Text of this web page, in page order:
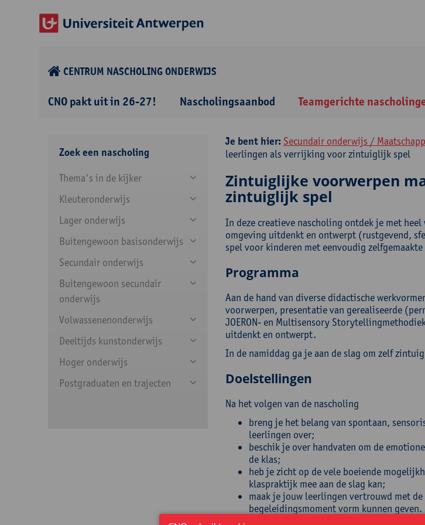
CENTRUM NASCHOLING ONDERWIJS
CNO pakt uit in 26-27! Nascholingsaanbod Teamgerichte
Zoek een nascholing
Thema's in de kijker
Kleuteronderwijs
Lager onderwijs
Buitengewoon basisonderwijs
Secundair onderwijs
Buitengewoon secundair
onderwijs
Volwassenenonderwijs
Deeltijds kunstonderwijs
Hoger onderwijs
Postgraduaten en trajecten
Je bent hier: Secundair onderwijs /
leerlingen als verrijking voor zintuiglijk spel
Zintuiglijke voorwerpen
zintuiglijk spel
In deze creatieve nascholing ontdek je met
omgeving uitdenkt en ontwerpt (rustgevend,
spel voor kinderen met eenvoudig
Programma
Aan de hand van diverse didactische
voorwerpen, presentatie van gerealiseerde
JOERON- en Multisensory
uitdenkt en ontwerpt.
In de namiddag ga je aan de slag om zelf
Doelstellingen
Na het volgen van de nascholing
breng je het belang van spontaan,
leerlingen over;
beschik je over handvaten om de
de klas;
heb je zicht op de vele boeiende
klaspraktijk mee aan de slag kan;
maak je jouw leerlingen vertrouwd met de
begeleidingsmoment vorm kunnen geven.
leer je jouw leerlingen hoe zij de